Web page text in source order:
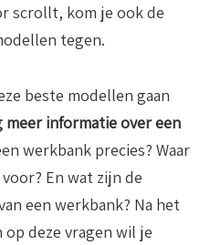
scrollt, kom je ook de
tegen.
beste modellen gaan
meer informatie over een
werkbank precies? Waar
En wat zijn de
een werkbank? Na het
deze vragen wil je